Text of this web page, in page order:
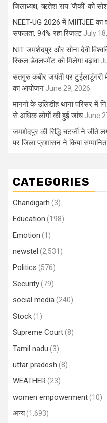
जिलाध्यक्ष, ऋतेश राय ‘जैकी’ को
NEET-UG 2026 में MIITJEE का
सफलता, 94% रहा रिजल्ट July
NIT जमशेदपुर और सोना देवी
स्किल डेवलपमेंट को मिलेगा बढ़ावा
सतगुरु कबीर जयंती पर टुईलाडूंगरी
का आयोजन June 29, 2026
मानगो के उलिडीह थाना परिसर में
से अधिक लोगों की हुई जांच June
जमशेदपुर की रिद्धि चटर्जी ने जीते
पर जिला प्रशासन ने किया सम्मानित
CATEGORIES
Chandigarh (3)
Education (198)
Emotion (1)
newstel (2,531)
Politics (576)
Security(79)
social media(240)
Stock(1)
Supreme Court(8)
Tamil nadu (3)
uttar pradesh (8)
WEATHER(23)
women empowerment(10)
अन्य(1,693)